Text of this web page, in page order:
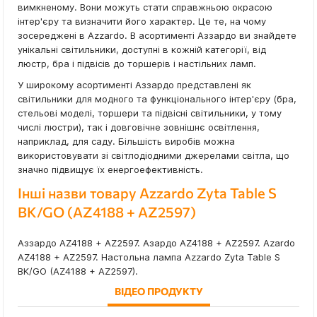
вимкненому. Вони можуть стати справжньою окрасою
інтер'єру та визначити його характер. Це те, на чому
зосереджені в Azzardo. В асортименті Аззардо ви знайдете
унікальні світильники, доступні в кожній категорії, від
люстр, бра і підвісів до торшерів і настільних ламп.
У широкому асортименті Аззардо представлені як
світильники для модного та функціонального інтер'єру (бра,
стельові моделі, торшери та підвісні світильники, у тому
числі люстри), так і довговічне зовнішнє освітлення,
наприклад, для саду. Більшість виробів можна
використовувати зі світлодіодними джерелами світла, що
значно підвищує їх енергоефективність.
Інші назви товару Azzardo Zyta Table S
BK/GO (AZ4188 + AZ2597)
Аззардо AZ4188 + AZ2597. Азардо AZ4188 + AZ2597. Azardo
AZ4188 + AZ2597. Настольна лампа Azzardo Zyta Table S
BK/GO (AZ4188 + AZ2597).
ВІДЕО ПРОДУКТУ